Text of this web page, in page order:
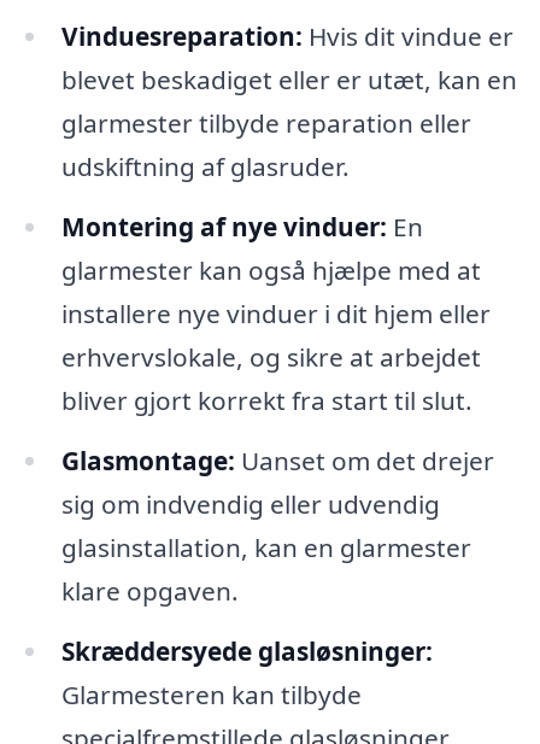
Vinduesreparation: Hvis dit vindue er
blevet beskadiget eller er utæt, kan en
glarmester tilbyde reparation eller
udskiftning af glasruder.
Montering af nye vinduer: En
glarmester kan også hjælpe med at
installere nye vinduer i dit hjem eller
erhvervslokale, og sikre at arbejdet
bliver gjort korrekt fra start til slut.
Glasmontage: Uanset om det drejer
sig om indvendig eller udvendig
glasinstallation, kan en glarmester
klare opgaven.
Skræddersyede glasløsninger:
Glarmesteren kan tilbyde